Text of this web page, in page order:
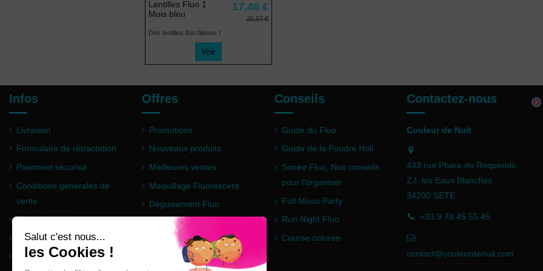
Lentilles Fluo 1
Mois bleu
17,48 €
20,57 €
Des lentilles fluo bleues !
Voir
Infos
Livraison
Formulaire de rétractation
Paiement sécurisé
Conditions générales de
vente
Mentions légales
Questions fréquentes
Partenaires
Offres
Promotions
Nouveaux produits
Meilleures ventes
Maquillage Fluorescent
Déguisement Fluo
Poudre Holi
Conseils
Guide du Fluo
Guide de la Poudre Holi
Soirée Fluo, Nos conseils
pour l'organiser
Full Moon Party
Run Night Fluo
Course colorée
Contactez-nous
Couleur de Nuit
433 rue Phare de Roquerols
Z.I. les Eaux Blanches
34200 SETE
+33 9 78 45 55 45
contact@couleurdenuit.com